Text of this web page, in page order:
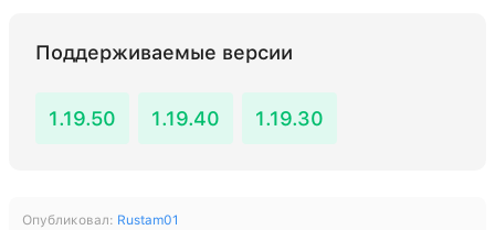
Поддерживаемые версии
1.19.50 1.19.40 1.19.30
Опубликовал: Rustam01